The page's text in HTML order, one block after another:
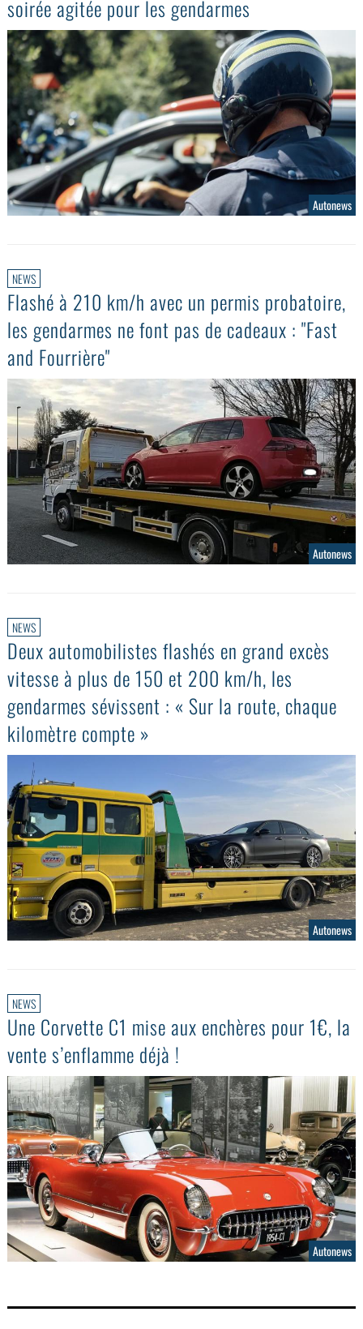
soirée agitée pour les gendarmes
Autonews
NEWS
Flashé à 210 km/h avec un permis probatoire,
les gendarmes ne font pas de cadeaux : "Fast
and Fourrière"
Autonews
NEWS
Deux automobilistes flashés en grand excès
vitesse à plus de 150 et 200 km/h, les
gendarmes sévissent : « Sur la route, chaque
kilomètre compte »
Autonews
NEWS
Une Corvette C1 mise aux enchères pour 1€, la
vente s’enflamme déjà !
Autonews